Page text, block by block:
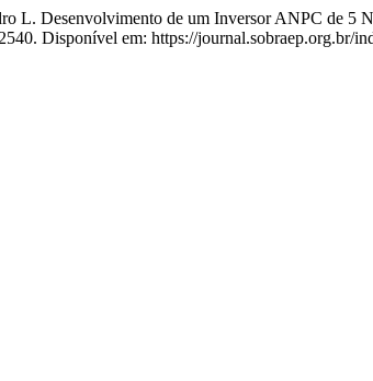
Desenvolvimento de um Inversor ANPC de 5
Disponível em: https://journal.sobraep.org.br/